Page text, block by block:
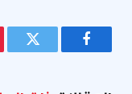
فيسبوك تويتر